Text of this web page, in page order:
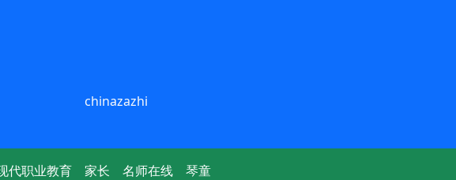
chinazazhi
代职业教育 家长 名师在线 琴童